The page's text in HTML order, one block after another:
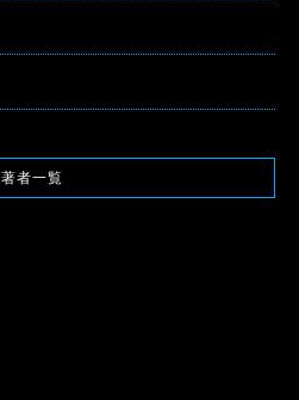
著者一覧